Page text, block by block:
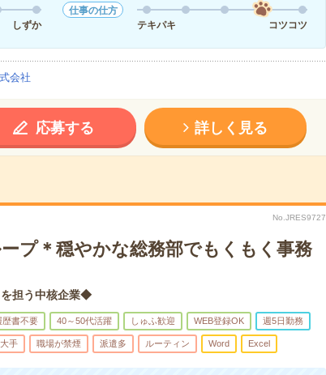
しずか
仕事の仕方
テキパキ
コツコツ
会社
応募する 詳しく見る
No.JRES9727
プ＊穏やかな総務部でもくもく事務
担う中核企業◆
歴書不要 40～50代活躍 しゅふ歓迎 WEB登録OK 週5日勤務
大手 職場が禁煙 派遣多 ルーティン Word Excel